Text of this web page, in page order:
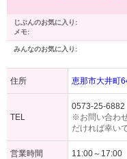
じぶんのお気に入り:
メモ:
みんなのお気に入り:
住所 恵那市大井町
TEL
0573-25-6882
※お問い合わ
だければ幸い
営業時間 11:00～17:00